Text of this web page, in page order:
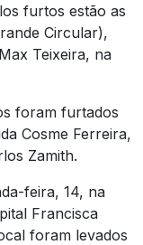
furtos estão as
Circular),
Teixeira, na
foram furtados
Cosme Ferreira,
Zamith.
feira, 14, na
Francisca
foram levados